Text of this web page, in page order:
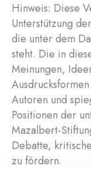
Hinweis: Diese
Unterstützung
die unter dem
steht. Die in
Meinungen,
Autoren und
Positionen der
Mazalbert-
Debatte,
zu fördern.